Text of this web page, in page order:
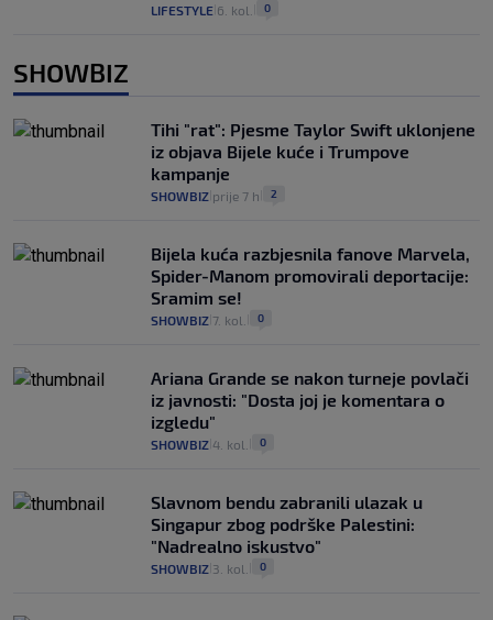
LIFESTYLE 6. kol. 0
SHOWBIZ
Tihi "rat": Pjesme Taylor Swift uklonjene
iz objava Bijele kuće i Trumpove
kampanje
SHOWBIZ prije 7 h 2
Bijela kuća razbjesnila fanove Marvela,
Spider-Manom promovirali deportacije:
Sramim se!
SHOWBIZ 7. kol. 0
Ariana Grande se nakon turneje povlači
iz javnosti: "Dosta joj je komentara o
izgledu"
SHOWBIZ 4. kol. 0
Slavnom bendu zabranili ulazak u
Singapur zbog podrške Palestini:
"Nadrealno iskustvo"
SHOWBIZ 3. kol. 0